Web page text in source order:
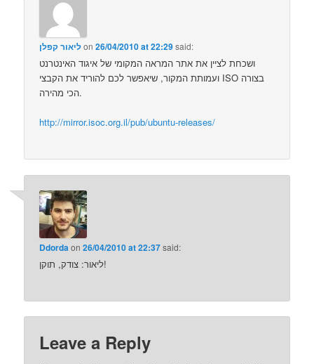
ליאור קפלןon26/04/2010 at 22:29said:
ושכחת לציין את אתר המראה המקומי של איגוד האינטרנט
ועמותת המקור, שיאפשר לכם להוריד את הקבצי ISO בצורה
הכי מהירה.
http://mirror.isoc.org.il/pub/ubuntu-releases/
Ddordaon26/04/2010 at 22:37said:
ליאור: צודק, תוקן!
Leave a Reply